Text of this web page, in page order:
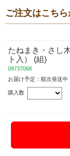
ご注文はこちら
たねまき・さし
ト入） (組)
09737068
お届け予定：順次発送中
購入数